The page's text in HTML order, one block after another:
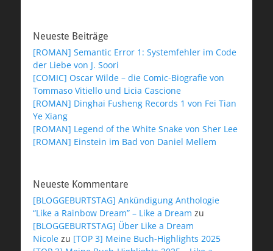
Neueste Beiträge
[ROMAN] Semantic Error 1: Systemfehler im Code
der Liebe von J. Soori
[COMIC] Oscar Wilde – die Comic-Biografie von
Tommaso Vitiello und Licia Cascione
[ROMAN] Dinghai Fusheng Records 1 von Fei Tian
Ye Xiang
[ROMAN] Legend of the White Snake von Sher Lee
[ROMAN] Einstein im Bad von Daniel Mellem
Neueste Kommentare
[BLOGGEBURTSTAG] Ankündigung Anthologie
“Like a Rainbow Dream” – Like a Dream zu
[BLOGGEBURTSTAG] Über Like a Dream
Nicole zu [TOP 3] Meine Buch-Highlights 2025